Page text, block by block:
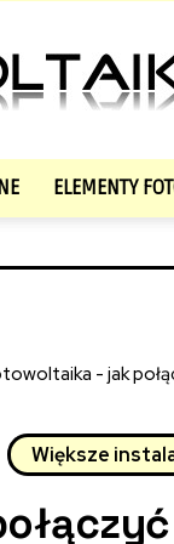
ELEMENTY
- jak
Większe